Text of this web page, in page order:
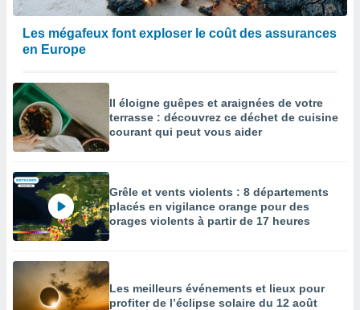
Les mégafeux font exploser le coût des assurances
en Europe
Il éloigne guêpes et araignées de votre
terrasse : découvrez ce déchet de cuisine
courant qui peut vous aider
Grêle et vents violents : 8 départements
placés en vigilance orange pour des
orages violents à partir de 17 heures
Les meilleurs événements et lieux pour
profiter de l’éclipse solaire du 12 août